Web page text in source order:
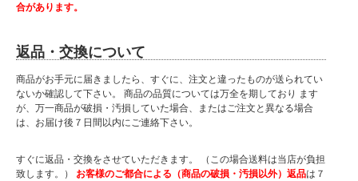
合があります。
返品・交換について
商品がお手元に届きましたら、すぐに、注文と違ったものが送られてい
ないか確認して下さい。 商品の品質については万全を期しており ます
が、万一商品が破損・汚損していた場合、またはご注文と異なる場合
は、お届け後７日間以内にご連絡下さい。
すぐに返品・交換をさせていただきます。 （この場合送料は当店が負担
致します。） お客様のご都合による（商品の破損・汚損以外）返品は７